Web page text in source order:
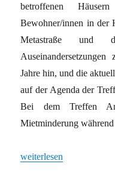
betroffenen
Bewohner/innen in der
Metastraße und
Jahre hin, und die
auf der Agenda der
Bei dem Treffen
Mietminderung
„Verankert im Kiez“
weiterlesen